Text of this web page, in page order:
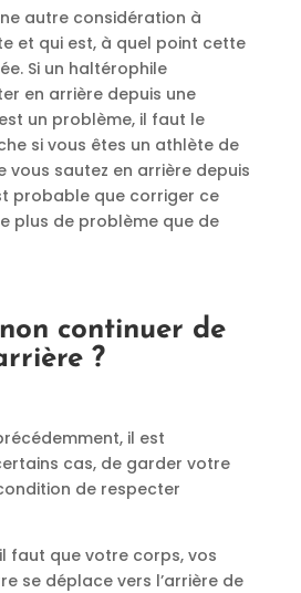
autre considération à
et qui est, à quel point cette
Si un haltérophile
en arrière depuis une
un problème, il faut le
si vous êtes un athlète de
vous sautez en arrière depuis
probable que corriger ce
plus de problème que de
continuer de
?
il est
cas, de garder votre
de respecter
faut que votre corps, vos
se déplace vers l’arrière de